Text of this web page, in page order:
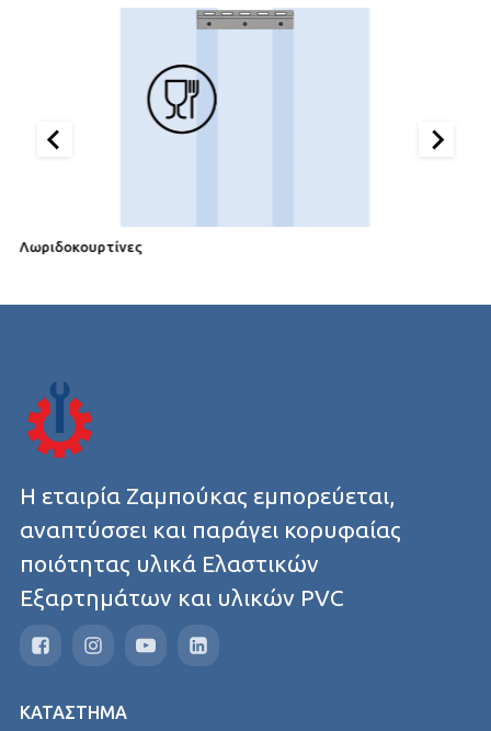
Λωριδοκουρτίνες
Η εταιρία Ζαμπούκας εμπορεύεται,
αναπτύσσει και παράγει κορυφαίας
ποιότητας υλικά Ελαστικών
Εξαρτημάτων και υλικών PVC
ΚΑΤΑΣΤΗΜΑ